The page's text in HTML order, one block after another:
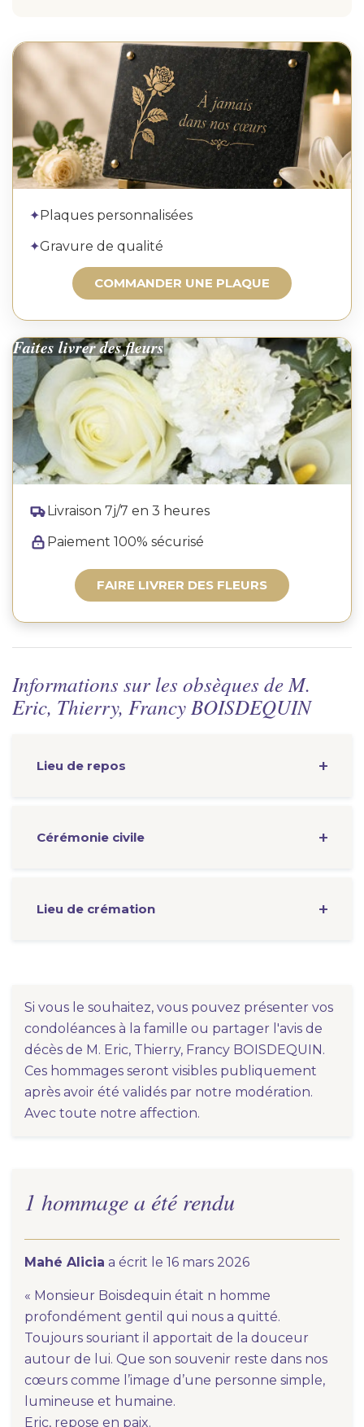
✦Plaques personnalisées
✦Gravure de qualité
COMMANDER UNE PLAQUE
Faites livrer des fleurs
Livraison 7j/7 en 3 heures
Paiement 100% sécurisé
FAIRE LIVRER DES FLEURS
Informations sur les obsèques de M.
Eric, Thierry, Francy BOISDEQUIN
Lieu de repos
Cérémonie civile
Lieu de crémation
Si vous le souhaitez, vous pouvez présenter vos
condoléances à la famille ou partager l'avis de
décès de M. Eric, Thierry, Francy BOISDEQUIN.
Ces hommages seront visibles publiquement
après avoir été validés par notre modération.
Avec toute notre affection.
1 hommage a été rendu
Mahé Alicia a écrit le 16 mars 2026
« Monsieur Boisdequin était n homme
profondément gentil qui nous a quitté.
Toujours souriant il apportait de la douceur
autour de lui. Que son souvenir reste dans nos
cœurs comme l’image d’une personne simple,
lumineuse et humaine.
Eric, repose en paix.